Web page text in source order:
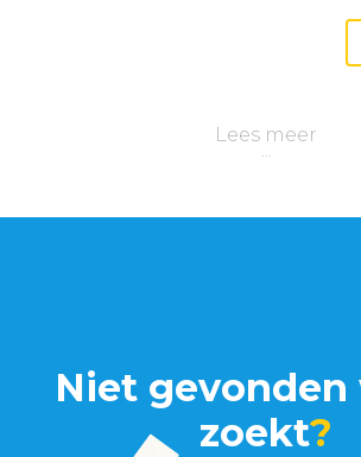
Lees meer
Niet gevonden
zoekt?